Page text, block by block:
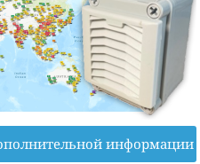
информации